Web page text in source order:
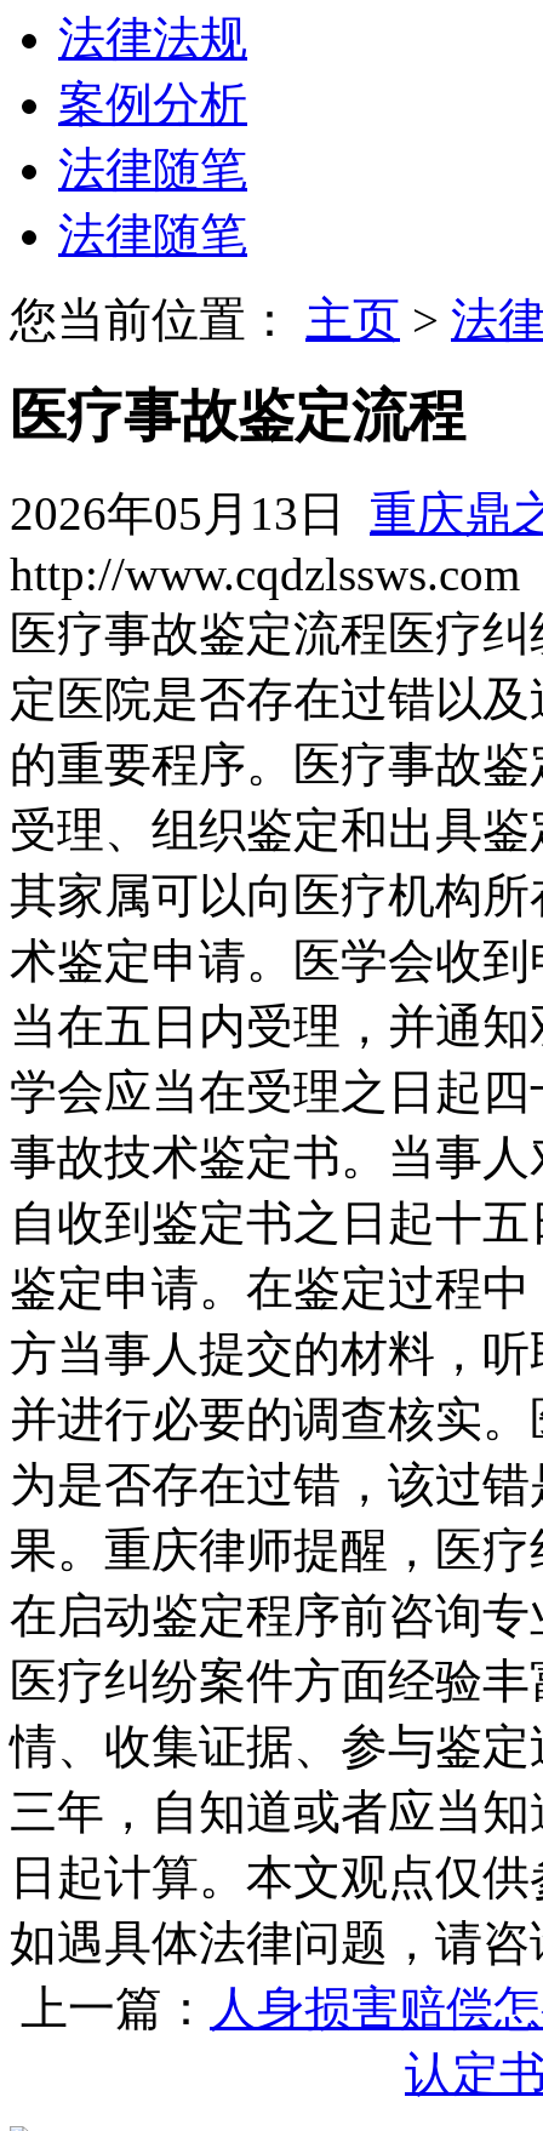
法律法规
案例分析
法律随笔
法律随笔
您当前位置： 主页 > 法
医疗事故鉴定流程
2026年05月13日 重庆鼎
http://www.cqdzlssws.com
医疗事故鉴定流程医疗
定医院是否存在过错以
的重要程序。医疗事故
受理、组织鉴定和出具
其家属可以向医疗机构
术鉴定申请。医学会收
当在五日内受理，并通
学会应当在受理之日起
事故技术鉴定书。当事
自收到鉴定书之日起十
鉴定申请。在鉴定过程
方当事人提交的材料，
并进行必要的调查核实
为是否存在过错，该过
果。重庆律师提醒，医
在启动鉴定程序前咨询
医疗纠纷案件方面经验
情、收集证据、参与鉴
三年，自知道或者应当
日起计算。本文观点仅
如遇具体法律问题，请
上一篇： 人身损害赔偿
认定